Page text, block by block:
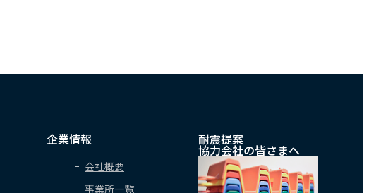
企業情報
会社概要
事業所一覧
耐震提案
協力会社の皆さまへ